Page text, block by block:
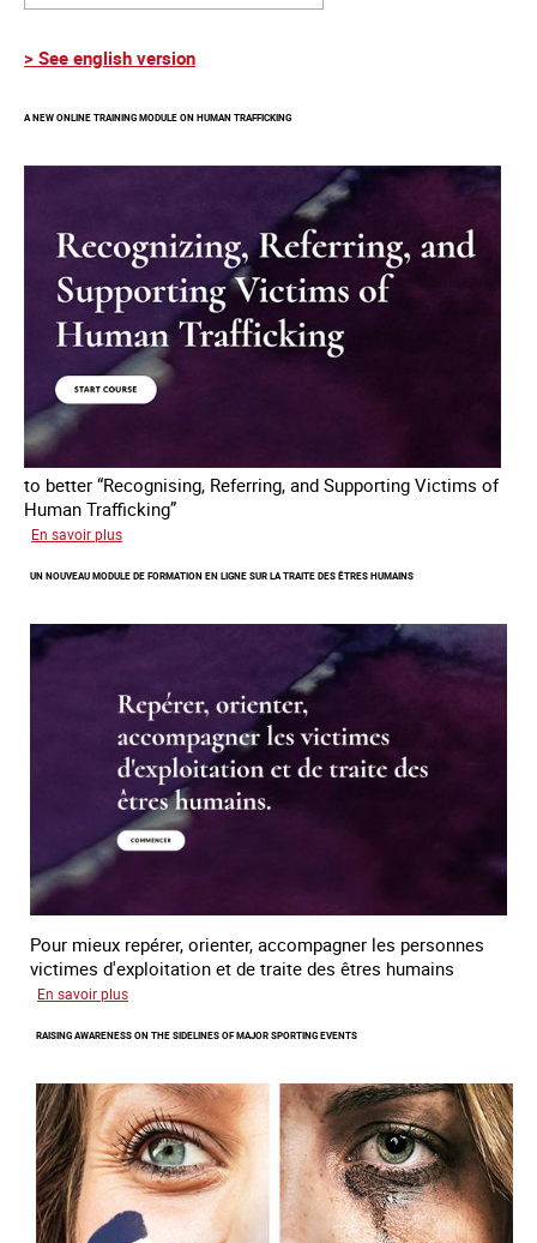
> See english version
A NEW ONLINE TRAINING MODULE ON HUMAN TRAFFICKING
to better “Recognising, Referring, and Supporting Victims of
Human Trafficking”
En savoir plus
new
training
human
trafficking
UN NOUVEAU MODULE DE FORMATION EN LIGNE SUR LA TRAITE DES ÊTRES HUMAINS
Pour mieux repérer, orienter, accompagner les personnes
victimes d'exploitation et de traite des êtres humains
En savoir plus
nouveau
de
formation
en
ligne
sur
la
traite
RAISING AWARENESS ON THE SIDELINES OF MAJOR SPORTING EVENTS